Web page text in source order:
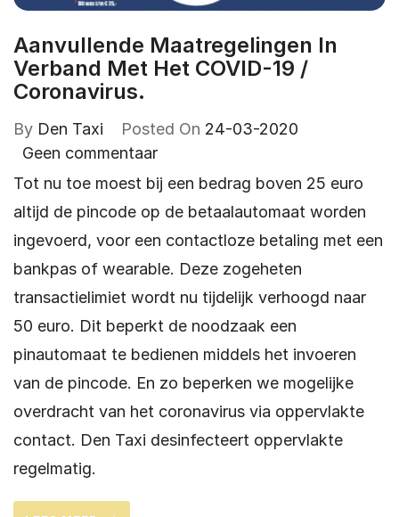
Aanvullende Maatregelingen In
Verband Met Het COVID-19 /
Coronavirus.
By Den Taxi Posted On 24-03-2020
Geen commentaar
Tot nu toe moest bij een bedrag boven 25 euro
altijd de pincode op de betaalautomaat worden
ingevoerd, voor een contactloze betaling met een
bankpas of wearable. Deze zogeheten
transactielimiet wordt nu tijdelijk verhoogd naar
50 euro. Dit beperkt de noodzaak een
pinautomaat te bedienen middels het invoeren
van de pincode. En zo beperken we mogelijke
overdracht van het coronavirus via oppervlakte
contact. Den Taxi desinfecteert oppervlakte
regelmatig.